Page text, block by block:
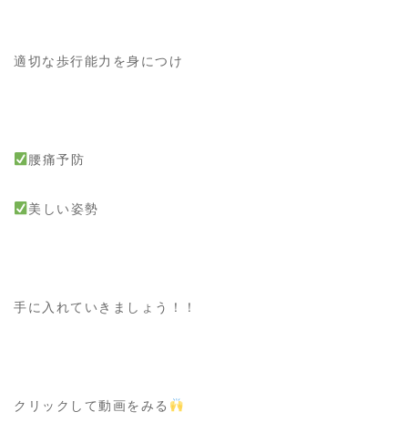
適切な歩行能力を身につけ
腰痛予防
美しい姿勢
手に入れていきましょう！！
クリックして動画をみる